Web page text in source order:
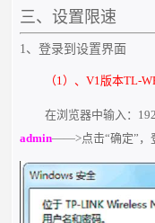
三、设置限速
1、登录到设置界面
（1）、V1版本TL-
在浏览器中输入：
admin——>点击“确定”，